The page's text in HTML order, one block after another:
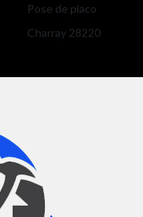
Pose de placo
Charray 28220